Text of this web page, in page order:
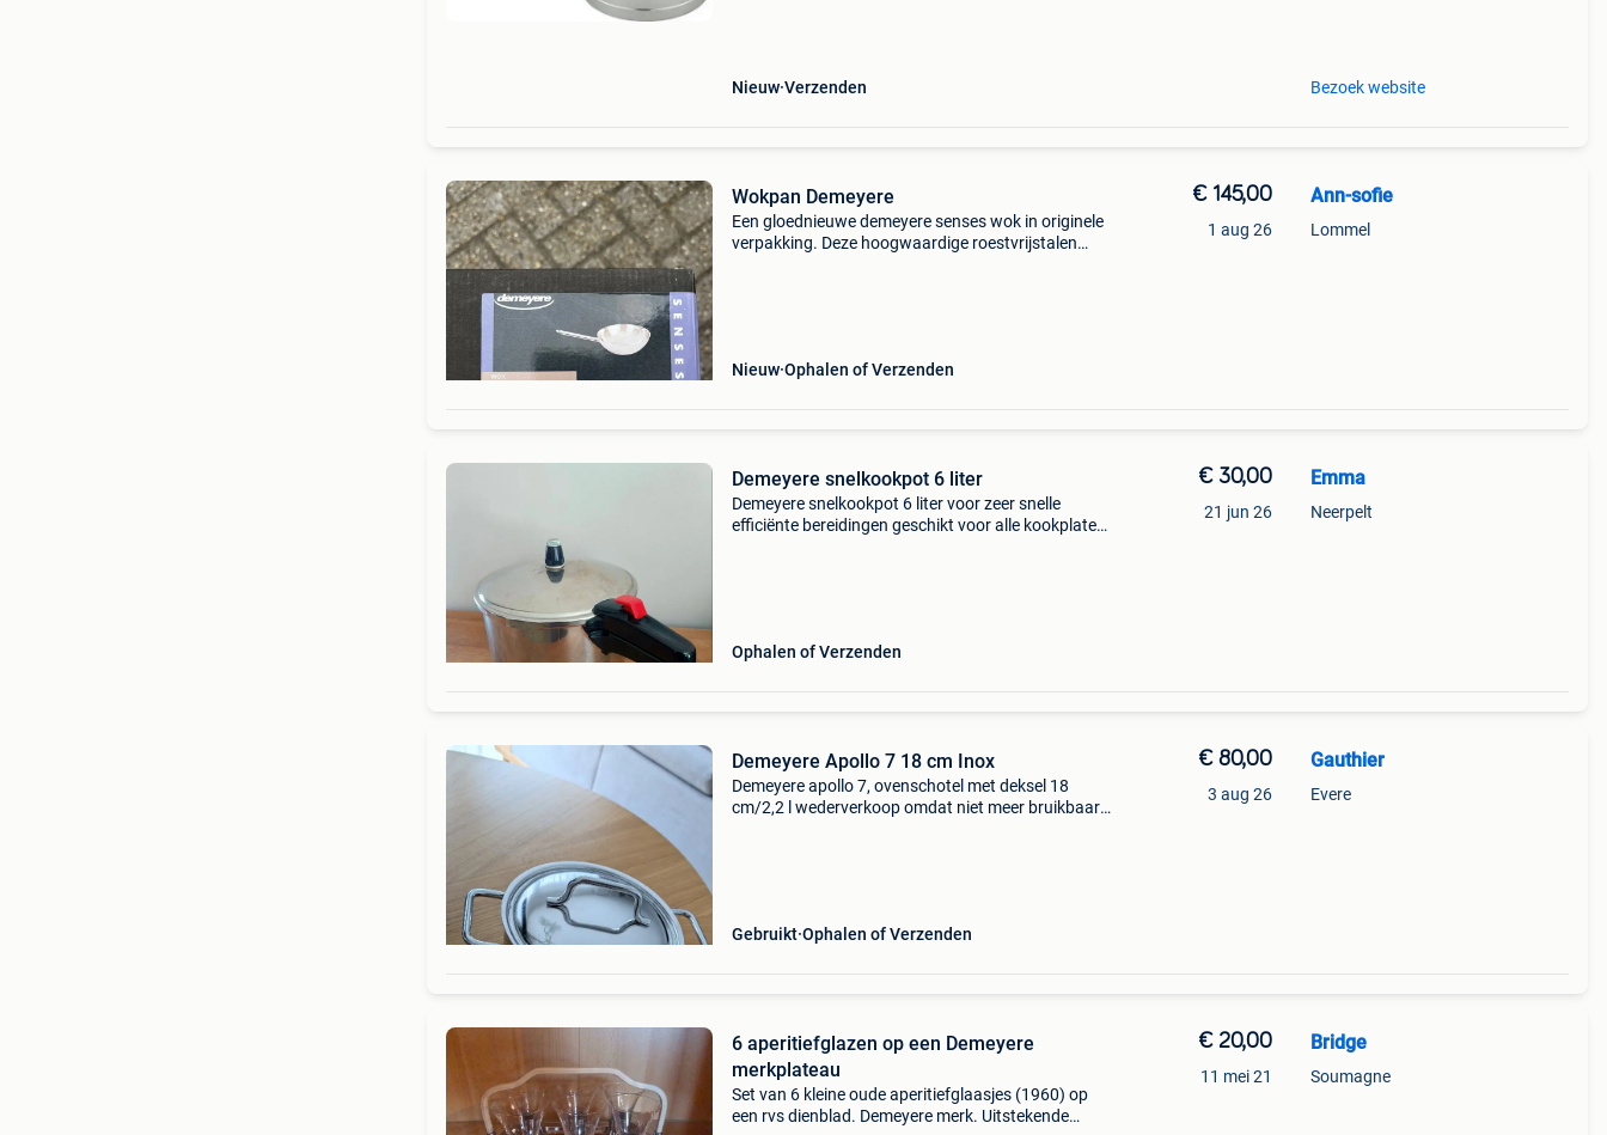
Nieuw Verzenden Bezoek website
Wokpan Demeyere
Een gloednieuwe demeyere senses wok in originele
verpakking. Deze hoogwaardige roestvrijstalen
Nieuw Ophalen of Verzenden
€ 145,00
1 aug 26
Ann-sofie
Lommel
Demeyere snelkookpot 6 liter
Demeyere snelkookpot 6 liter voor zeer snelle
efficiënte bereidingen geschikt voor alle kookplaten
Ophalen of Verzenden
€ 30,00
21 jun 26
Emma
Neerpelt
Demeyere Apollo 7 18 cm Inox
Demeyere apollo 7, ovenschotel met deksel 18
cm/2,2 l wederverkoop omdat niet meer bruikbaar,
Gebruikt Ophalen of Verzenden
€ 80,00
3 aug 26
Gauthier
Evere
6 aperitiefglazen op een Demeyere
merkplateau
Set van 6 kleine oude aperitiefglaasjes (1960) op
een rvs dienblad. Demeyere merk. Uitstekende
€ 20,00
11 mei 21
Bridge
Soumagne